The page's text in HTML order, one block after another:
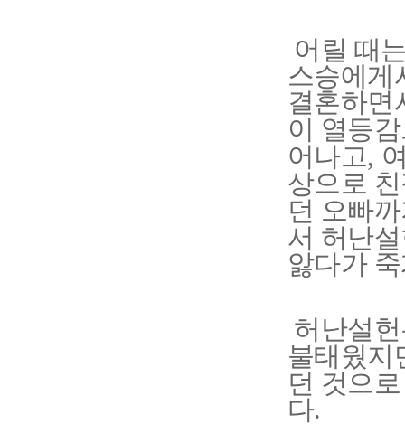
어릴 때
스승에게
결혼하면
이 열등
어나고,
상으로
던 오빠
서 허난
앓다가
허난설
불태웠지
던 것으
다.